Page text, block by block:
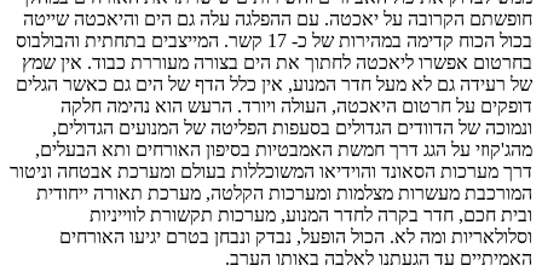
חופשתם הקרובה על יאכטה. עם ההפלגה עלה גם הים והיאכטה שייטה
בכול הכוח קדימה במהירות של כ- 17 קשר. המייצבים בתחתית והבולבוס
בחרטום אפשרו ליאכטה לחתוך את הים בצורה מעוררת כבוד. אין שמץ
של רעידה גם לא מעל חדר המנוע, אין כלל הדף של הים גם כאשר הגלים
דופקים על חרטום היאכטה, העולה ויורד. הרעש הוא נהימה חלקה
ונמוכה של הדוודים הגדולים בסעפות הפליטה של המנועים הגדולים,
מהג'קוזי על הגג דרך חמשת האמבטיות בסיפון האורחים ותא הבעלים,
דרך מערכות הסאונד והוידיאו המשוכללות בעולם ומערכת אבטחה וניטור
המורכבת מעשרות מצלמות ומערכות הקלטה, מערכת תאורה ייחודית
ובית חכם, חדר בקרה לחדר המנוע, מערכות תקשורת לווייניות
וסלולאריות ומה לא. הכול הופעל, נבדק ונבחן בטרם יגיעו האורחים
האמיתיים עד הגעתנו לאלבה באותו הערב.